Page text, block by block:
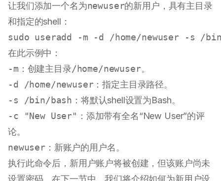
让我们添加一个名为newuser的新用户，具有主目录
和指定的shell：
sudo useradd -m -d /home/newuser -s /
在此示例中：
-m ：创建主目录/home/newuser。
-d /home/newuser：指定主目录路径。
-s /bin/bash ：将默认shell设置为Bash。
-c "New User" ：添加带有全名“New User”的评
论。
newuser：新账户的用户名。
执行此命令后，新用户账户将被创建，但该账户尚未
设置密码。在下一节中，我们将介绍如何为新用户设